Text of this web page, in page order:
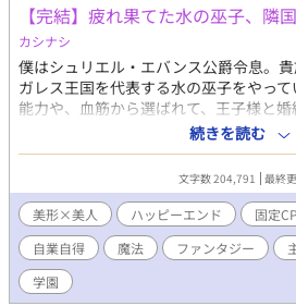
【完結】疲れ果てた水の巫子、隣
カシナシ
僕はシュリエル・エバンス公爵令息。
ガレス王国を代表する水の巫子をやっ
能力や、血筋から選ばれて、王子様と
ばれた婚約だが、ディルク殿下に恋を
に努めてきた。聖女が現れても、殿下
の中で言い聞かせるようにしていたが
にかローズブロンドの美しい聖女がい
優しい眼差しに戻ってほしいのに、日が
る。 そんなある日、僕は目を疑うもの
圧系美形 受け・浮世離れ系美人 （HOT
ました。たくさんの閲覧ありがとうござ
賞にて、奨励賞を頂きました。たくさん
続きを読む
文字数 204,791 最終
美形×美人 ハッピーエンド 固定CP
自業自得
魔法 ファンタジー
学園